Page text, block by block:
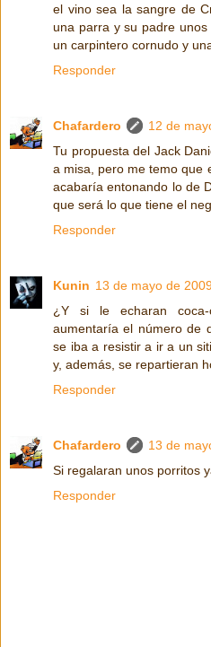
el vino sea la sangre de
una parra y su padre
un carpintero cornudo y
Responder
Chafardero
12 de
Tu propuesta del Jack
a misa, pero me temo que
acabaría entonando lo de
que será lo que tiene el
Responder
Kunin 13 de mayo de
¿Y si le echaran
aumentaría el número de
se iba a resistir a ir a un
y, además, se repartieran
Responder
Chafardero
13 de
Si regalaran unos porritos
Responder